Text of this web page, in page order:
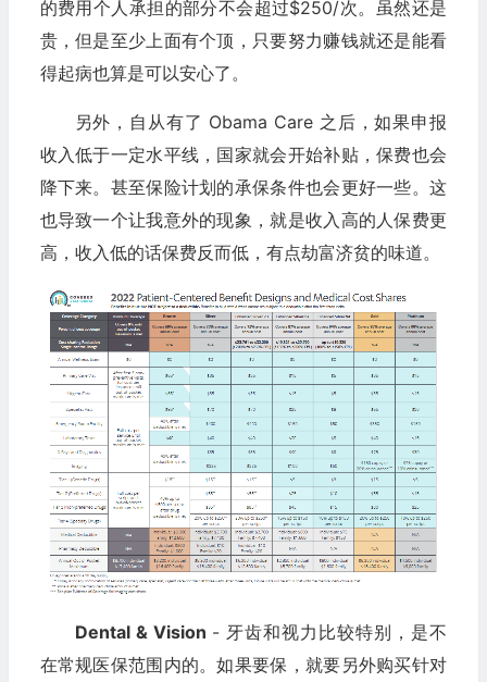
的费用个人承担的部分不会超过$250/次。虽然还是
贵，但是至少上面有个顶，只要努力赚钱就还是能看
得起病也算是可以安心了。
另外，自从有了 Obama Care 之后，如果申报
收入低于一定水平线，国家就会开始补贴，保费也会
降下来。甚至保险计划的承保条件也会更好一些。这
也导致一个让我意外的现象，就是收入高的人保费更
高，收入低的话保费反而低，有点劫富济贫的味道。
Dental & Vision - 牙齿和视力比较特别，是不
在常规医保范围内的。如果要保，就要另外购买针对